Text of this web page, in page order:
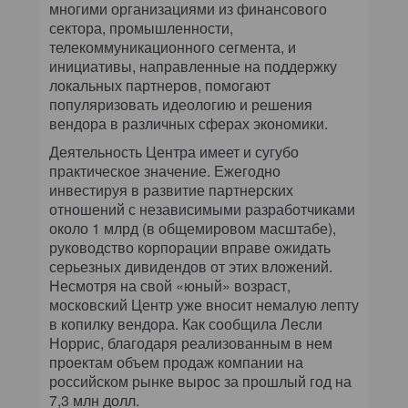
многими организациями из финансового
сектора, промышленности,
телекоммуникационного сегмента, и
инициативы, направленные на поддержку
локальных партнеров, помогают
популяризовать идеологию и решения
вендора в различных сферах экономики.
Деятельность Центра имеет и сугубо
практическое значение. Ежегодно
инвестируя в развитие партнерских
отношений с независимыми разработчиками
около 1 млрд (в общемировом масштабе),
руководство корпорации вправе ожидать
серьезных дивидендов от этих вложений.
Несмотря на свой «юный» возраст,
московский Центр уже вносит немалую лепту
в копилку вендора. Как сообщила Лесли
Норрис, благодаря реализованным в нем
проектам объем продаж компании на
российском рынке вырос за прошлый год на
7,3 млн долл.